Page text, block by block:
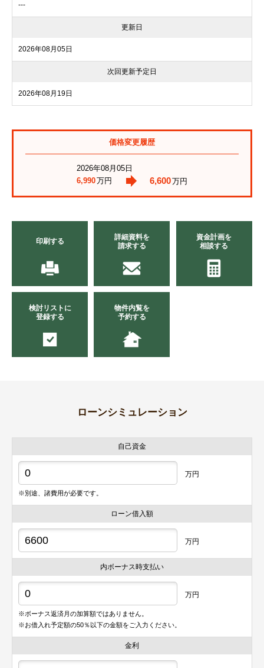
---
更新日
2026年08月05日
次回更新予定日
2026年08月19日
価格変更履歴
2026年08月05日
6,990万円 6,600万円
印刷する
詳細資料を
請求する
資金計画を
相談する
検討リストに
登録する
物件内覧を
予約する
ローンシミュレーション
自己資金
万円
※別途、諸費用が必要です。
ローン借入額
万円
内ボーナス時支払い
万円
※ボーナス返済月の加算額ではありません。
※お借入れ予定額の50％以下の金額をご入力ください。
金利